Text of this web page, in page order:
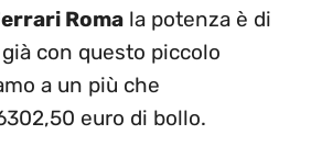
Roma la potenza è di
con questo piccolo
a un più che
euro di bollo.